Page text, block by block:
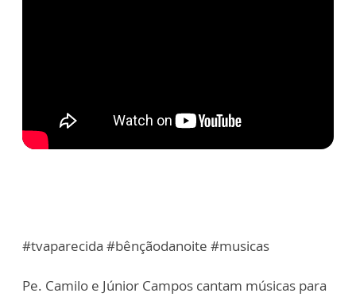
#tvaparecida #bênçãodanoite #musicas
Pe. Camilo e Júnior Campos cantam músicas para